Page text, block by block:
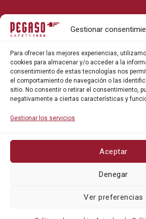
Gestionar
Para ofrecer las mejores experiencias,
cookies para almacenar y/o acceder a la
consentimiento de estas tecnologías nos
el comportamiento de navegación o las
sitio. No consentir o retirar el consentimiento,
negativamente a ciertas características y
Gestionar los servicios
Aceptar
Denegar
Ver preferencias
Sobre Pegaso
Blog
Política de
Política de cookies